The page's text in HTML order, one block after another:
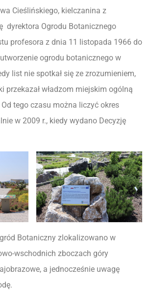
Cieślińskiego, kielczanina z
dyrektora Ogrodu Botanicznego
profesora z dnia 11 listopada 1966 do
ogrodu botanicznego w
list nie spotkał się ze zrozumieniem,
przekazał władzom miejskim ogólną
tego czasu można liczyć okres
w 2009 r., kiedy wydano Decyzję
Botaniczny zlokalizowano w
wschodnich zboczach góry
a jednocześnie uwagę